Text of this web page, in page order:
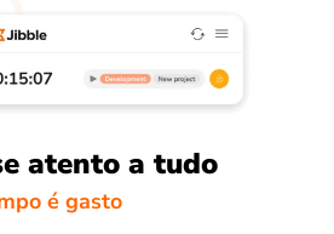
atento a tudo
é gasto